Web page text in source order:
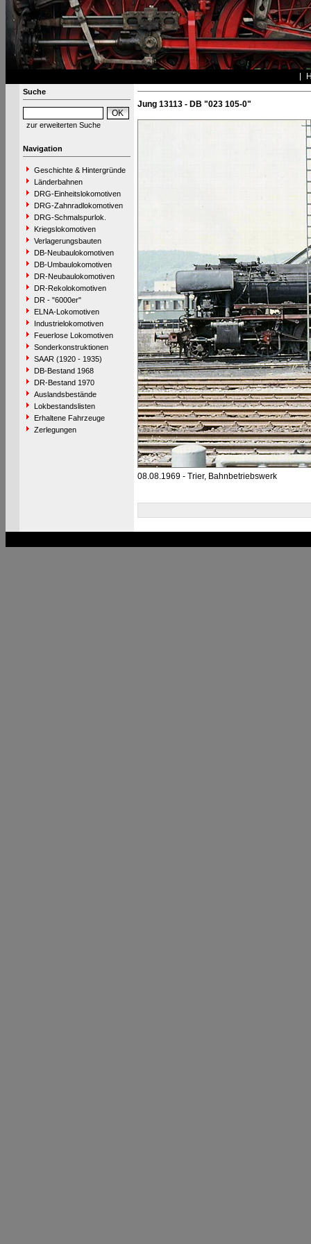
Suche
zur erweiterten Suche
Navigation
Geschichte & Hintergründe
Länderbahnen
DRG-Einheitslokomotiven
DRG-Zahnradlokomotiven
DRG-Schmalspurlok.
Kriegslokomotiven
Verlagerungsbauten
DB-Neubaulokomotiven
DB-Umbaulokomotiven
DR-Neubaulokomotiven
DR-Rekolokomotiven
DR - "6000er"
ELNA-Lokomotiven
Industrielokomotiven
Feuerlose Lokomotiven
Sonderkonstruktionen
SAAR (1920 - 1935)
DB-Bestand 1968
DR-Bestand 1970
Auslandsbestände
Lokbestandslisten
Erhaltene Fahrzeuge
Zerlegungen
Jung 13113 - DB "023 105-0"
08.08.1969 - Trier, Bahnbetriebswerk